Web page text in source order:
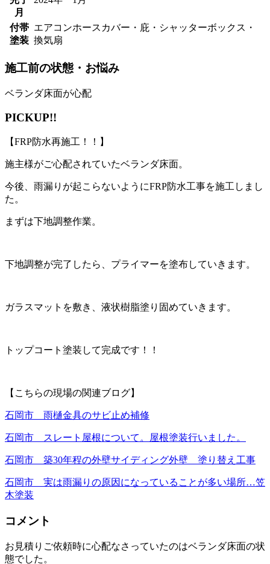
月
付帯
塗装
エアコンホースカバー・庇・シャッターボックス・
換気扇
施工前の状態・お悩み
ベランダ床面が心配
PICKUP!!
【FRP防水再施工！！】
施主様がご心配されていたベランダ床面。
今後、雨漏りが起こらないようにFRP防水工事を施工しまし
た。
まずは下地調整作業。
下地調整が完了したら、プライマーを塗布していきます。
ガラスマットを敷き、液状樹脂塗り固めていきます。
トップコート塗装して完成です！！
【こちらの現場の関連ブログ】
石岡市 雨樋金具のサビ止め補修
石岡市 スレート屋根について。屋根塗装行いました。
石岡市 築30年程の外壁サイディング外壁 塗り替え工事
石岡市 実は雨漏りの原因になっていることが多い場所…笠
木塗装
コメント
お見積りご依頼時に心配なさっていたのはベランダ床面の状
態でした。